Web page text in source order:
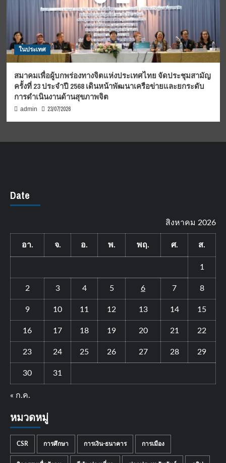
ในประเทศ
สมาคมเพื่อผู้บกพร่องทางจิตแห่งประเทศไทย จัดประชุมสามัญ
ครั้งที่ 23 ประจำปี 2568 เดินหน้าพัฒนาเครือข่ายและยกระดับ
การดำเนินงานด้านสุขภาพจิต
admin 23/07/2026
Date
สิงหาคม 2026
อา. จ. อ. พ. พฤ. ศ. ส.
1
2 3 4 5 6 7 8
9 10 11 12 13 14 15
16 17 18 19 20 21 22
23 24 25 26 27 28 29
30 31
« ก.ค.
หมวดหมู่
CSR การศึกษา การเงิน-ธนาคาร การเมือง